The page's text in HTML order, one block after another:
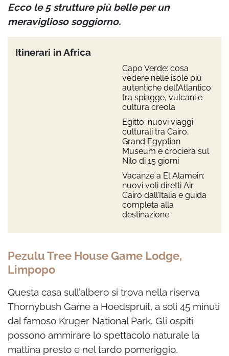
Ecco le 5 strutture più belle per un
meraviglioso soggiorno.
Itinerari in Africa
Capo Verde: cosa
vedere nelle isole più
autentiche dell’Atlantico
tra spiagge, vulcani e
cultura creola
Egitto: nuovi viaggi
culturali tra Cairo,
Grand Egyptian
Museum e crociera sul
Nilo di 15 giorni
Vacanze a El Alamein:
nuovi voli diretti Air
Cairo dall’Italia e guida
completa alla
destinazione
Pezulu Tree House Game Lodge,
Limpopo
Questa casa sull’albero si trova nella riserva
Thornybush Game a Hoedspruit, a soli 45 minuti
dal famoso Kruger National Park. Gli ospiti
possono ammirare lo spettacolo naturale la
mattina presto e nel tardo pomeriggio,